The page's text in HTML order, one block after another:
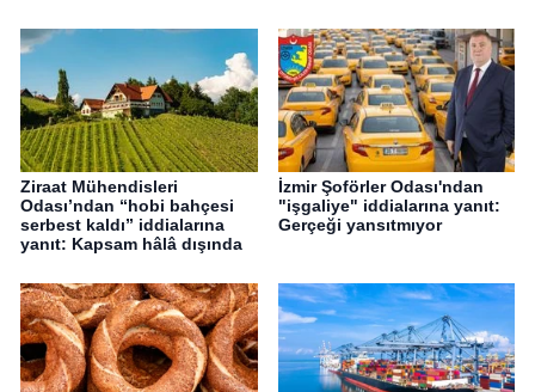
Ziraat Mühendisleri
Odası’ndan “hobi bahçesi
serbest kaldı” iddialarına
yanıt: Kapsam hâlâ dışında
İzmir Şoförler Odası'ndan
"işgaliye" iddialarına yanıt:
Gerçeği yansıtmıyor